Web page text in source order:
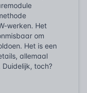
werken. Het
om
Het is een
allemaal
toch?